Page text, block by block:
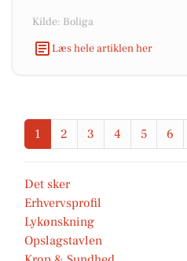
Kilde: Boliga
Læs hele artiklen her
1 2 3 4 5 6
Det sker
Erhvervsprofil
Lykønskning
Opslagstavlen